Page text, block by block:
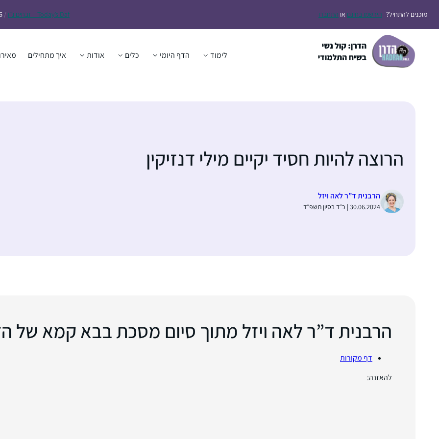
לתוכןמוכנים להתחיל? הירשמו בחינם או התחברו Today’s Daf – זבחים נ״ו /
לימוד הדף היומי כלים אודות איך מתחילים
הרוצה להיות חסיד יקיים מילי דנזיקין
הרבנית ד”ר לאה ויזל
30.06.2024 | כ״ד בסיון תשפ״ד
הרבנית ד”ר לאה ויזל מתוך סיום מסכת בבא קמא של
דף מקורות
להאזנה: